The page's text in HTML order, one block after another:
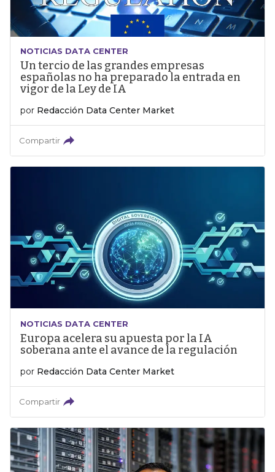
NOTICIAS DATA CENTER
Un tercio de las grandes empresas
españolas no ha preparado la entrada en
vigor de la Ley de IA
por Redacción Data Center Market
Compartir
NOTICIAS DATA CENTER
Europa acelera su apuesta por la IA
soberana ante el avance de la regulación
por Redacción Data Center Market
Compartir